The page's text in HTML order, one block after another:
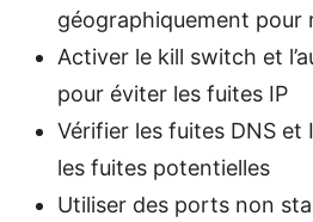
géographiquement pour
Activer le kill switch et
pour éviter les fuites IP
Vérifier les fuites DNS et
les fuites potentielles
Utiliser des ports non